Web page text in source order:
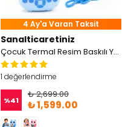
4 Ay'a Varan Taksit
Sanalticaretiniz
Çocuk Termal Resim Baskılı Yazıcı Kamera
1 değerlendirme
%41
₺ 2,699.00
₺ 1,599.00